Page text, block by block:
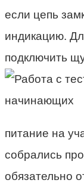
если цепь
индикацию.
подключить
питание на
собрались
обязательно